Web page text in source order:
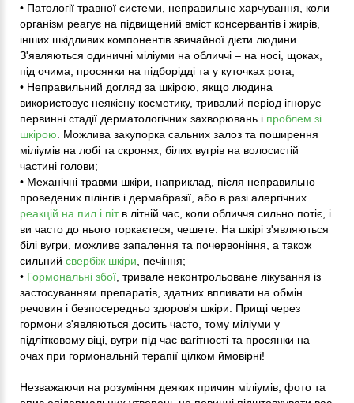
• Патології травної системи, неправильне харчування, коли
організм реагує на підвищений вміст консервантів і жирів,
інших шкідливих компонентів звичайної дієти людини.
З'являються одиничні міліуми на обличчі – на носі, щоках,
під очима, просянки на підборідді та у куточках рота;
• Неправильний догляд за шкірою, якщо людина
використовує неякісну косметику, тривалий період ігнорує
первинні стадії дерматологічних захворювань і проблем зі
шкірою . Можлива закупорка сальних залоз та поширення
міліумів на лобі та скронях, білих вугрів на волосистій
частині голови;
• Механічні травми шкіри, наприклад, після неправильно
проведених пілінгів і дермабразії, або в разі алергічних
реакцій на пил і пітв літній час, коли обличчя сильно потіє, і
ви часто до нього торкаєтеся, чешете. На шкірі з'являються
білі вугри, можливе запалення та почервоніння, а також
сильний свербіж шкіри , печіння;
• Гормональні збої , тривале неконтрольоване лікування із
застосуванням препаратів, здатних впливати на обмін
речовин і безпосередньо здоров'я шкіри. Прищі через
гормони з'являються досить часто, тому міліуми у
підлітковому віці, вугри під час вагітності та просянки на
очах при гормональній терапії цілком ймовірні!
Незважаючи на розуміння деяких причин міліумів, фото та